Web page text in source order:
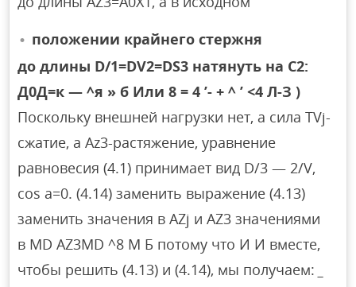
положении крайнего стержня
до длины D/1=DV2=DS3 натянуть на C2:
Д0Д=к — ^я » б Или 8 = 4 ’- + ^ ’ <4 Л-З )
Поскольку внешней нагрузки нет, а сила TVj-
сжатие, а Az3-растяжение, уравнение
равновесия (4.1) принимает вид D/3 — 2/V,
cos a=0. (4.14) заменить выражение (4.13)
заменить значения в AZj и AZ3 значениями
в MD AZ3MD ^8 М Б потому что И И вместе,
чтобы решить (4.13) и (4.14), мы получаем: